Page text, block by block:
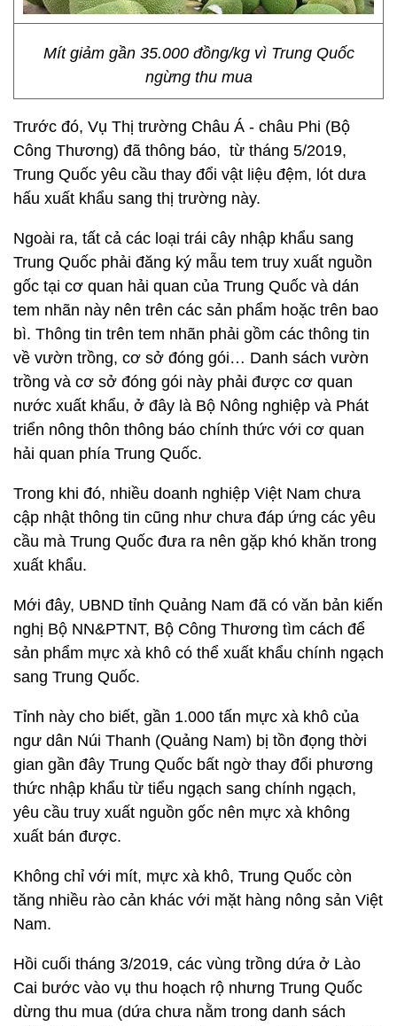
Mít giảm gần 35.000 đồng/kg vì Trung Quốc
ngừng thu mua
Trước đó, Vụ Thị trường Châu Á - châu Phi (Bộ
Công Thương) đã thông báo, từ tháng 5/2019,
Trung Quốc yêu cầu thay đổi vật liệu đệm, lót dưa
hấu xuất khẩu sang thị trường này.
Ngoài ra, tất cả các loại trái cây nhập khẩu sang
Trung Quốc phải đăng ký mẫu tem truy xuất nguồn
gốc tại cơ quan hải quan của Trung Quốc và dán
tem nhãn này nên trên các sản phẩm hoặc trên bao
bì. Thông tin trên tem nhãn phải gồm các thông tin
về vườn trồng, cơ sở đóng gói… Danh sách vườn
trồng và cơ sở đóng gói này phải được cơ quan
nước xuất khẩu, ở đây là Bộ Nông nghiệp và Phát
triển nông thôn thông báo chính thức với cơ quan
hải quan phía Trung Quốc.
Trong khi đó, nhiều doanh nghiệp Việt Nam chưa
cập nhật thông tin cũng như chưa đáp ứng các yêu
cầu mà Trung Quốc đưa ra nên gặp khó khăn trong
xuất khẩu.
Mới đây, UBND tỉnh Quảng Nam đã có văn bản kiến
nghị Bộ NN&PTNT, Bộ Công Thương tìm cách để
sản phẩm mực xà khô có thể xuất khẩu chính ngạch
sang Trung Quốc.
Tỉnh này cho biết, gần 1.000 tấn mực xà khô của
ngư dân Núi Thanh (Quảng Nam) bị tồn đọng thời
gian gần đây Trung Quốc bất ngờ thay đổi phương
thức nhập khẩu từ tiểu ngạch sang chính ngạch,
yêu cầu truy xuất nguồn gốc nên mực xà không
xuất bán được.
Không chỉ với mít, mực xà khô, Trung Quốc còn
tăng nhiều rào cản khác với mặt hàng nông sản Việt
Nam.
Hồi cuối tháng 3/2019, các vùng trồng dứa ở Lào
Cai bước vào vụ thu hoạch rộ nhưng Trung Quốc
dừng thu mua (dứa chưa nằm trong danh sách